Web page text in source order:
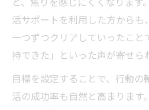
活サポートを利用した方からも
一つずつクリアしていったこと
持できた」といった声が寄せら
目標を設定することで、行動の
活の成功率も自然と高まります